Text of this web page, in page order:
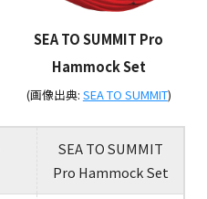
SEA TO SUMMIT Pro
Hammock Set
(画像出典: SEA TO SUMMIT)
SEA TO SUMMIT
Pro Hammock Set